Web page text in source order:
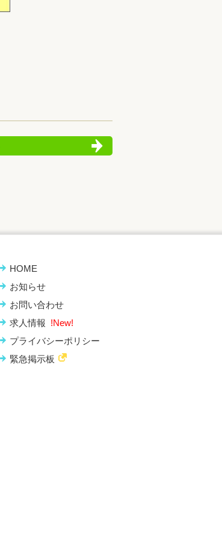
HOME
お知らせ
お問い合わせ
求人情報 !New!
プライバシーポリシー
緊急掲示板